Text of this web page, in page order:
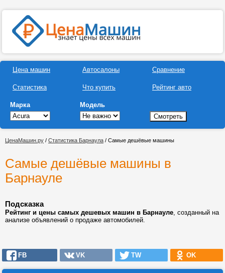
Цена машин
Статистика
Автосалоны
Что купить
Сравнение
Рейтинг авто
Марка Модель
ЦенаМашин.ру / Статистика Барнаула / Самые дешёвые машины
Самые дешёвые машины в
Барнауле
Подсказка
Рейтинг и цены самых дешевых машин в Барнауле, созданный на
анализе объявлений о продаже автомобилей.
FB VK TW OK